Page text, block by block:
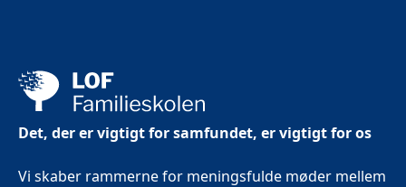
Det, der er vigtigt for samfundet, er vigtigt for os
Vi skaber rammerne for meningsfulde møder mellem